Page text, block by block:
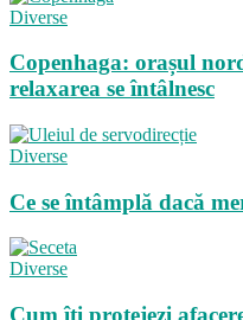
Diverse
Copenhaga: orașul
relaxarea se întâlnesc
Diverse
Ce se întâmplă dacă
Diverse
Cum îți protejezi